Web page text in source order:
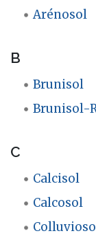
Arénosol
B
Brunisol
Brunisol-
C
Calcisol
Calcosol